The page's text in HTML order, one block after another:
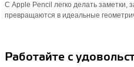
С Apple Pencil легко делать заметки,
превращаются в идеальные
Работайте с